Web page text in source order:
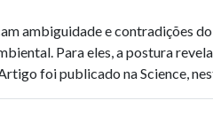
ambiguidade e contradições
Para eles, a postura
foi publicado na Science,